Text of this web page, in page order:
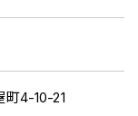
4-10-21